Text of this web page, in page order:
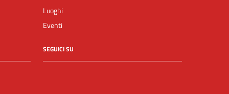
Luoghi
Eventi
SEGUICI SU